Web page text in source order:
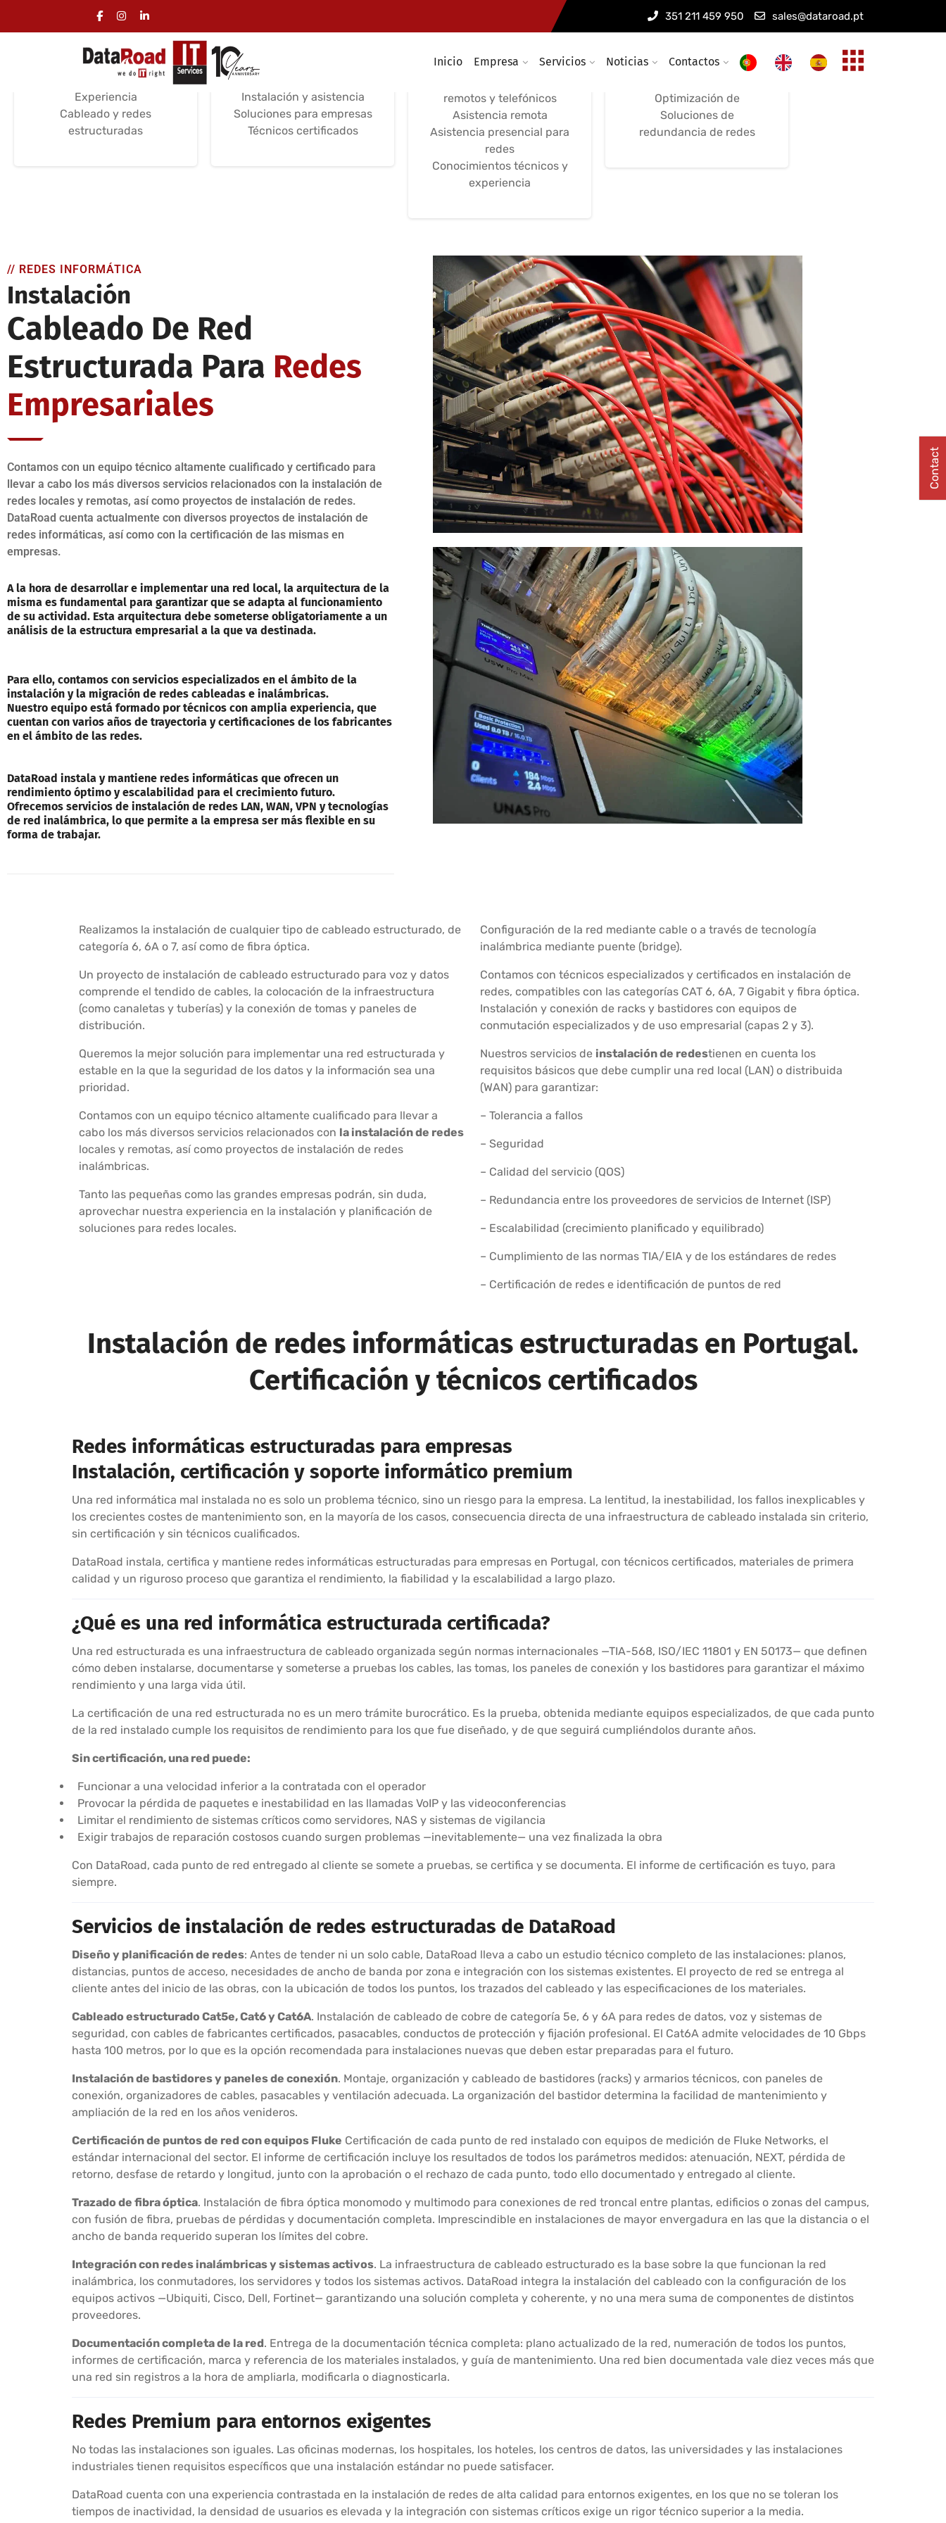
351 211 459 950 sales@dataroad.pt
Inicio Empresa Servicios Noticias Contactos
Instalación de
cableado informático
Servicios de instalación
Certificaciones /
Experiencia
Cableado y redes
estructuradas
informáticas
Instalación y asistencia
Soluciones para empresas
Técnicos certificados
Asistencia técnica,
gestión de redes
remotos y telefónicos
Asistencia remota
Asistencia presencial para
redes
Conocimientos técnicos y
experiencia
Instalación de
conmutadores,
cortafuegos y redes
Optimización de
Soluciones de
redundancia de redes
// REDES INFORMÁTICA
Instalación
Cableado De Red
Estructurada Para Redes
Empresariales
Contamos con un equipo técnico altamente cualificado y certificado para
llevar a cabo los más diversos servicios relacionados con la instalación de
redes locales y remotas, así como proyectos de instalación de redes.
DataRoad cuenta actualmente con diversos proyectos de instalación de
redes informáticas, así como con la certificación de las mismas en
empresas.
A la hora de desarrollar e implementar una red local, la arquitectura de la
misma es fundamental para garantizar que se adapta al funcionamiento
de su actividad. Esta arquitectura debe someterse obligatoriamente a un
análisis de la estructura empresarial a la que va destinada.
Para ello, contamos con servicios especializados en el ámbito de la
instalación y la migración de redes cableadas e inalámbricas.
Nuestro equipo está formado por técnicos con amplia experiencia, que
cuentan con varios años de trayectoria y certificaciones de los fabricantes
en el ámbito de las redes.
DataRoad instala y mantiene redes informáticas que ofrecen un
rendimiento óptimo y escalabilidad para el crecimiento futuro.
Ofrecemos servicios de instalación de redes LAN, WAN, VPN y tecnologías
de red inalámbrica, lo que permite a la empresa ser más flexible en su
forma de trabajar.
Realizamos la instalación de cualquier tipo de cableado estructurado, de
categoría 6, 6A o 7, así como de fibra óptica.
Un proyecto de instalación de cableado estructurado para voz y datos
comprende el tendido de cables, la colocación de la infraestructura
(como canaletas y tuberías) y la conexión de tomas y paneles de
distribución.
Queremos la mejor solución para implementar una red estructurada y
estable en la que la seguridad de los datos y la información sea una
prioridad.
Contamos con un equipo técnico altamente cualificado para llevar a
cabo los más diversos servicios relacionados con la instalación de redes
locales y remotas, así como proyectos de instalación de redes
inalámbricas.
Tanto las pequeñas como las grandes empresas podrán, sin duda,
aprovechar nuestra experiencia en la instalación y planificación de
soluciones para redes locales.
Configuración de la red mediante cable o a través de tecnología
inalámbrica mediante puente (bridge).
Contamos con técnicos especializados y certificados en instalación de
redes, compatibles con las categorías CAT 6, 6A, 7 Gigabit y fibra óptica.
Instalación y conexión de racks y bastidores con equipos de
conmutación especializados y de uso empresarial (capas 2 y 3).
Nuestros servicios de instalación de redestienen en cuenta los
requisitos básicos que debe cumplir una red local (LAN) o distribuida
(WAN) para garantizar:
– Tolerancia a fallos
– Seguridad
– Calidad del servicio (QOS)
– Redundancia entre los proveedores de servicios de Internet (ISP)
– Escalabilidad (crecimiento planificado y equilibrado)
– Cumplimiento de las normas TIA/EIA y de los estándares de redes
– Certificación de redes e identificación de puntos de red
Instalación de redes informáticas estructuradas en Portugal.
Certificación y técnicos certificados
Redes informáticas estructuradas para empresas
Instalación, certificación y soporte informático premium
Una red informática mal instalada no es solo un problema técnico, sino un riesgo para la empresa. La lentitud, la inestabilidad, los fallos inexplicables y
los crecientes costes de mantenimiento son, en la mayoría de los casos, consecuencia directa de una infraestructura de cableado instalada sin criterio,
sin certificación y sin técnicos cualificados.
DataRoad instala, certifica y mantiene redes informáticas estructuradas para empresas en Portugal, con técnicos certificados, materiales de primera
calidad y un riguroso proceso que garantiza el rendimiento, la fiabilidad y la escalabilidad a largo plazo.
¿Qué es una red informática estructurada certificada?
Una red estructurada es una infraestructura de cableado organizada según normas internacionales —TIA-568, ISO/IEC 11801 y EN 50173— que definen
cómo deben instalarse, documentarse y someterse a pruebas los cables, las tomas, los paneles de conexión y los bastidores para garantizar el máximo
rendimiento y una larga vida útil.
La certificación de una red estructurada no es un mero trámite burocrático. Es la prueba, obtenida mediante equipos especializados, de que cada punto
de la red instalado cumple los requisitos de rendimiento para los que fue diseñado, y de que seguirá cumpliéndolos durante años.
Sin certificación, una red puede:
Funcionar a una velocidad inferior a la contratada con el operador
Provocar la pérdida de paquetes e inestabilidad en las llamadas VoIP y las videoconferencias
Limitar el rendimiento de sistemas críticos como servidores, NAS y sistemas de vigilancia
Exigir trabajos de reparación costosos cuando surgen problemas —inevitablemente— una vez finalizada la obra
Con DataRoad, cada punto de red entregado al cliente se somete a pruebas, se certifica y se documenta. El informe de certificación es tuyo, para
siempre.
Servicios de instalación de redes estructuradas de DataRoad
Diseño y planificación de redes: Antes de tender ni un solo cable, DataRoad lleva a cabo un estudio técnico completo de las instalaciones: planos,
distancias, puntos de acceso, necesidades de ancho de banda por zona e integración con los sistemas existentes. El proyecto de red se entrega al
cliente antes del inicio de las obras, con la ubicación de todos los puntos, los trazados del cableado y las especificaciones de los materiales.
Cableado estructurado Cat5e, Cat6 y Cat6A. Instalación de cableado de cobre de categoría 5e, 6 y 6A para redes de datos, voz y sistemas de
seguridad, con cables de fabricantes certificados, pasacables, conductos de protección y fijación profesional. El Cat6A admite velocidades de 10 Gbps
hasta 100 metros, por lo que es la opción recomendada para instalaciones nuevas que deben estar preparadas para el futuro.
Instalación de bastidores y paneles de conexión. Montaje, organización y cableado de bastidores (racks) y armarios técnicos, con paneles de
conexión, organizadores de cables, pasacables y ventilación adecuada. La organización del bastidor determina la facilidad de mantenimiento y
ampliación de la red en los años venideros.
Certificación de puntos de red con equipos Fluke Certificación de cada punto de red instalado con equipos de medición de Fluke Networks, el
estándar internacional del sector. El informe de certificación incluye los resultados de todos los parámetros medidos: atenuación, NEXT, pérdida de
retorno, desfase de retardo y longitud, junto con la aprobación o el rechazo de cada punto, todo ello documentado y entregado al cliente.
Trazado de fibra óptica. Instalación de fibra óptica monomodo y multimodo para conexiones de red troncal entre plantas, edificios o zonas del campus,
con fusión de fibra, pruebas de pérdidas y documentación completa. Imprescindible en instalaciones de mayor envergadura en las que la distancia o el
ancho de banda requerido superan los límites del cobre.
Integración con redes inalámbricas y sistemas activos. La infraestructura de cableado estructurado es la base sobre la que funcionan la red
inalámbrica, los conmutadores, los servidores y todos los sistemas activos. DataRoad integra la instalación del cableado con la configuración de los
equipos activos —Ubiquiti, Cisco, Dell, Fortinet— garantizando una solución completa y coherente, y no una mera suma de componentes de distintos
proveedores.
Documentación completa de la red. Entrega de la documentación técnica completa: plano actualizado de la red, numeración de todos los puntos,
informes de certificación, marca y referencia de los materiales instalados, y guía de mantenimiento. Una red bien documentada vale diez veces más que
una red sin registros a la hora de ampliarla, modificarla o diagnosticarla.
Redes Premium para entornos exigentes
No todas las instalaciones son iguales. Las oficinas modernas, los hospitales, los hoteles, los centros de datos, las universidades y las instalaciones
industriales tienen requisitos específicos que una instalación estándar no puede satisfacer.
DataRoad cuenta con una experiencia contrastada en la instalación de redes de alta calidad para entornos exigentes, en los que no se toleran los
tiempos de inactividad, la densidad de usuarios es elevada y la integración con sistemas críticos exige un rigor técnico superior a la media.
Contact